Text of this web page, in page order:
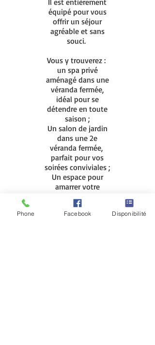
Il est entièrement
équipé pour vous
offrir un séjour
agréable et sans
souci.
Vous y trouverez :
un spa privé
aménagé dans une
véranda fermée,
idéal pour se
détendre en toute
saison ;
Un salon de jardin
dans une 2e
véranda fermée,
parfait pour vos
soirées conviviales ;
Un espace pour
amarrer votre
bateau ponton ou
votre chaloupe de
pêche durant la
Phone Facebook Disponibilité